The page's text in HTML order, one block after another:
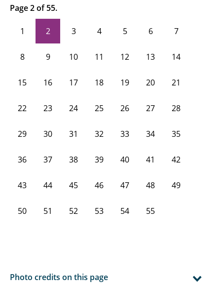
Page 2 of 55.
1 2 3 4 5 6 7
8 9 10 11 12 13 14
15 16 17 18 19 20 21
22 23 24 25 26 27 28
29 30 31 32 33 34 35
36 37 38 39 40 41 42
43 44 45 46 47 48 49
50 51 52 53 54 55
Photo credits on this page